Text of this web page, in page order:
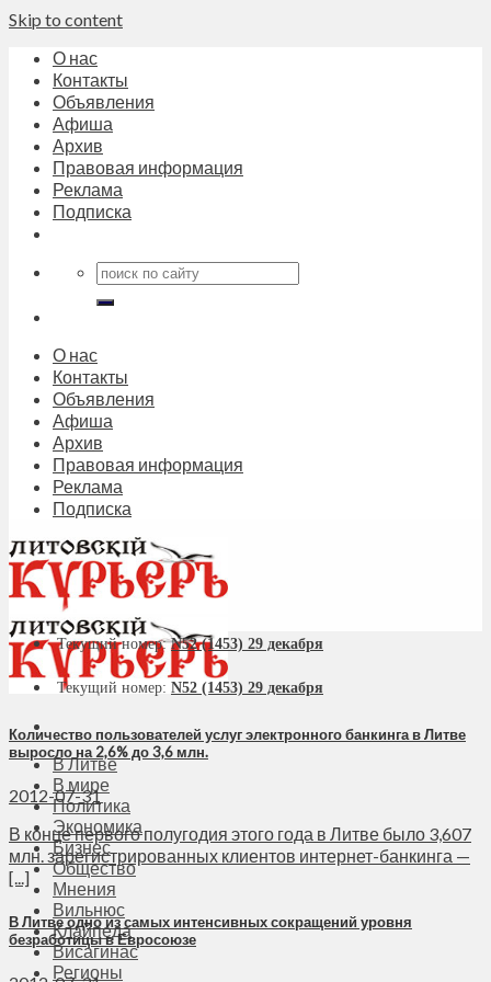
Skip to content
О нас
Контакты
Объявления
Афиша
Архив
Правовая информация
Реклама
Подписка
О нас
Контакты
Объявления
Афиша
Архив
Правовая информация
Реклама
Подписка
В Литве
В мире
Политика
Экономика
Бизнес
Общество
Мнения
Вильнюс
Клайпеда
Висагинас
Регионы
Текущий номер:N52 (1453) 29 декабря
Текущий номер: N52 (1453) 29 декабря
Количество пользователей услуг электронного банкинга в Литве
выросло на 2,6% до 3,6 млн.
2012-07-31
В конце первого полугодия этого года в Литве было 3,607
млн. зарегистрированных клиентов интернет-банкинга —
[...]
В Литве одно из самых интенсивных сокращений уровня
безработицы в Евросоюзе